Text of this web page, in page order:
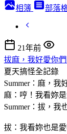
相簿 部落
21年前
拔麻，我好愛你們
夏天搞怪全記錄
Summer：麻，我
麻：哼！我看妳
Summer：拔，我
拔：我看妳也是